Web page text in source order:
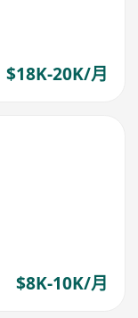
$18K-20K/月
$8K-10K/月